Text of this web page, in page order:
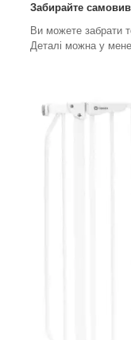
Забирайте
Ви можете забрати
Деталі можна у